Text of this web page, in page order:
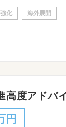
化 海外展開
高度アドバ
円